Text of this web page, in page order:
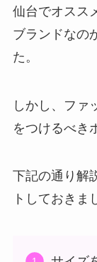
仙台でオスス
ブランドなの
た。
しかし、ファ
をつけるべき
下記の通り解
トしておきま